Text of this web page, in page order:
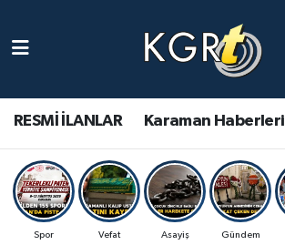
RESMİ İLANLAR Karaman Haberleri
Spor Vefat Asayiş Gündem
Gündem Haberleri
Güncel Haberler
Spor Haberleri